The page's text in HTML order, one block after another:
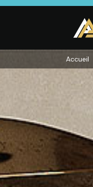
CUISINE
Cuisines
équipées,
adaptées à vos
Accueil